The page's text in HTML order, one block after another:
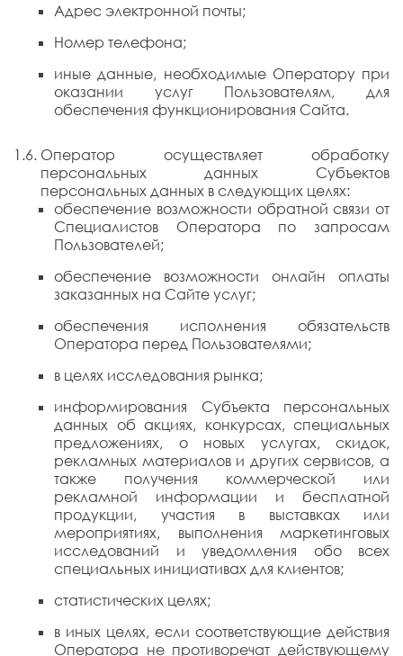
Адрес электронной почты;
Номер телефона;
иные данные, необходимые Оператору при
оказании услуг Пользователям, для
обеспечения функционирования Сайта.
Оператор осуществляет обработку
персональных данных Субъектов
персональных данных в следующих целях:
обеспечение возможности обратной связи от
Специалистов Оператора по запросам
Пользователей;
обеспечение возможности онлайн оплаты
заказанных на Сайте услуг;
обеспечения исполнения обязательств
Оператора перед Пользователями;
в целях исследования рынка;
информирования Субъекта персональных
данных об акциях, конкурсах, специальных
предложениях, о новых услугах, скидок,
рекламных материалов и других сервисов, а
также получения коммерческой или
рекламной информации и бесплатной
продукции, участия в выставках или
мероприятиях, выполнения маркетинговых
исследований и уведомления обо всех
специальных инициативах для клиентов;
статистических целях;
в иных целях, если соответствующие действия
Оператора не противоречат действующему